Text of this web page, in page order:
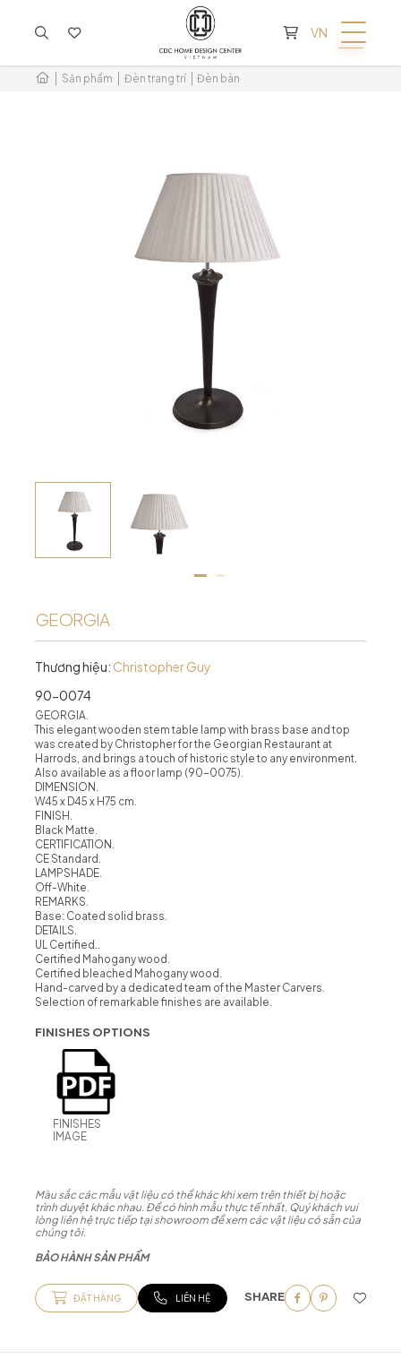
KHÔNG CÓ SẢN PHẨM TRONG GIỎ HÀNG
VN
Sản phẩm Đèn trang trí Đèn bàn
GEORGIA
Thương hiệu: Christopher Guy
90-0074
GEORGIA.
This elegant wooden stem table lamp with brass base and top
was created by Christopher for the Georgian Restaurant at
Harrods, and brings a touch of historic style to any environment.
Also available as a floor lamp (90-0075).
DIMENSION.
W45 x D45 x H75 cm.
FINISH.
Black Matte.
CERTIFICATION.
CE Standard.
LAMPSHADE.
Off-White.
REMARKS.
Base: Coated solid brass.
DETAILS.
UL Certified..
Certified Mahogany wood.
Certified bleached Mahogany wood.
Hand-carved by a dedicated team of the Master Carvers.
Selection of remarkable finishes are available.
FINISHES OPTIONS
FINISHES
IMAGE
Màu sắc các mẫu vật liệu có thể khác khi xem trên thiết bị hoặc
trình duyệt khác nhau. Để có hình mẫu thực tế nhất, Quý khách vui
lòng liên hệ trực tiếp tại showroom để xem các vật liệu có sẵn của
chúng tôi.
BẢO HÀNH SẢN PHẨM
ĐẶT HÀNG LIÊN HỆ SHARE